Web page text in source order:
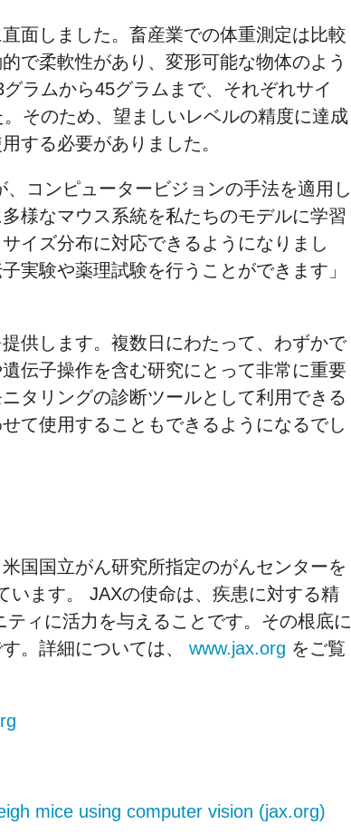
面しました。畜産業での体重測定は比較
で柔軟性があり、変形可能な物体のよう
ラムから45グラムまで、それぞれサイ
そのため、望ましいレベルの精度に達成
する必要がありました。
コンピュータービジョンの手法を適用し
様なマウス系統を私たちのモデルに学習
イズ分布に対応できるようになりまし
実験や薬理試験を行うことができます」
供します。複数日にわたって、わずかで
伝子操作を含む研究にとって非常に重要
タリングの診断ツールとして利用できる
て使用することもできるようになるでし
国国立がん研究所指定のがんセンターを
います。 JAXの使命は、疾患に対する精
ィに活力を与えることです。その根底に
。詳細については、 www.jax.org をご覧
mice using computer vision (jax.org)